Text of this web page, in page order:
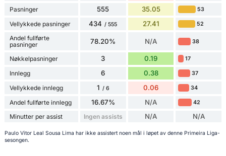
Pasninger 555 35.05 53
Vellykkede pasninger 434 / 555 27.41 52
Andel fullførte
pasninger
78.20% N/A 38
Nøkkelpasninger 3 0.19 17
Innlegg 6 0.38 37
Vellykkede innlegg 1 / 6 0.06 34
Andel fullførte innlegg 16.67% N/A 42
Minutter per assist Ingen assists N/A N/A
Paulo Vitor Leal Sousa Lima har ikke assistert noen mål i løpet av denne Primeira Liga-
sesongen.